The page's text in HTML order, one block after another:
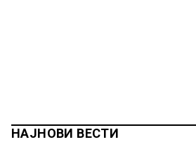
НАЈНОВИ ВЕСТИ